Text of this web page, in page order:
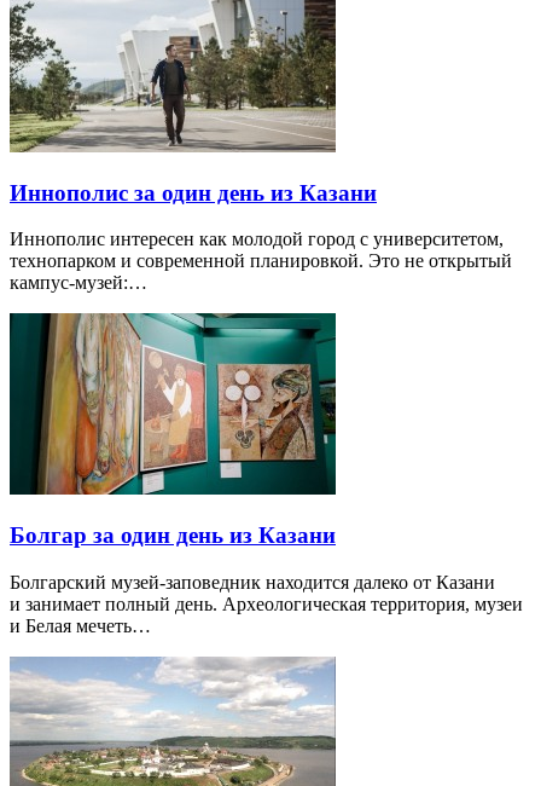
Иннополис за один день из Казани
Иннополис интересен как молодой город с университетом,
технопарком и современной планировкой. Это не открытый
кампус-музей:…
Болгар за один день из Казани
Болгарский музей-заповедник находится далеко от Казани
и занимает полный день. Археологическая территория, музеи
и Белая мечеть…